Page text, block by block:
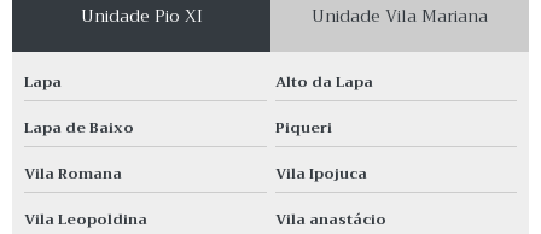
Unidade Pio XI Unidade Vila Mariana
Lapa
Alto da Lapa
Lapa de Baixo
Piqueri
Vila Romana
Vila Ipojuca
Vila Leopoldina
Vila anastácio